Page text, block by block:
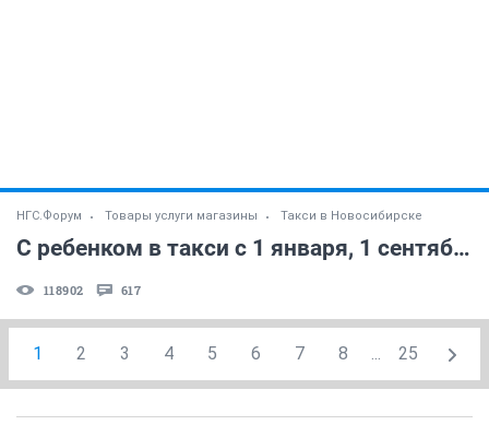
НГС.Форум Товары услуги магазины Такси в Новосибирске
С ребенком в такси с 1 января, 1 сентября и т.д.? (ПДД, дети и такси)
118902 617
1 2 3 4 5 6 7 8 ... 25